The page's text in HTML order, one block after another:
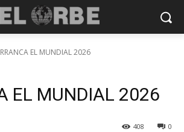
EL MUNDIAL 2026
EL MUNDIAL 2026
0
408